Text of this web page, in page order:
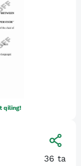
qiling!
36 ta